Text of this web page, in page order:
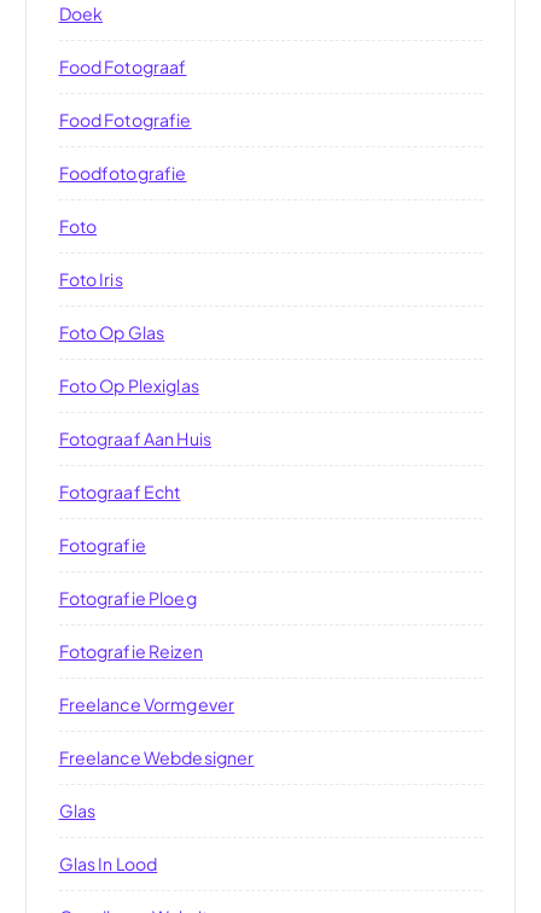
Doek
Food Fotograaf
Food Fotografie
Foodfotografie
Foto
Foto Iris
Foto Op Glas
Foto Op Plexiglas
Fotograaf Aan Huis
Fotograaf Echt
Fotografie
Fotografie Ploeg
Fotografie Reizen
Freelance Vormgever
Freelance Webdesigner
Glas
Glas In Lood